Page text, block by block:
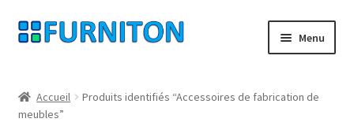
Aller
à
navigation
Aller
au
Menu
Nos partenaires
Accueil
Produits identifiés “Accessoires de fabrication de
meubles”